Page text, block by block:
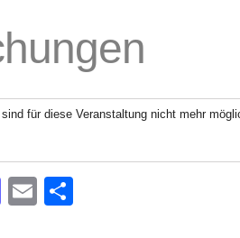
sind für diese Veranstaltung nicht mehr
Mastodon
Email